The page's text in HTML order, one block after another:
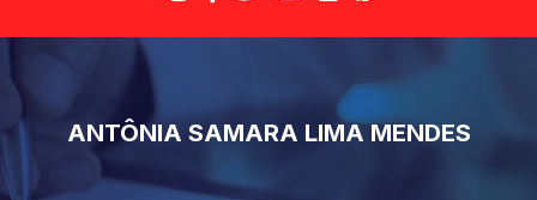
ANTÔNIA SAMARA LIMA MENDES